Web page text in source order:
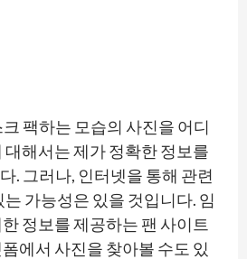
팩하는 모습의 사진을 어디
대해서는 제가 정확한 정보를
. 그러나, 인터넷을 통해 관련
가능성은 있을 것입니다. 임
정보를 제공하는 팬 사이트
에서 사진을 찾아볼 수도 있